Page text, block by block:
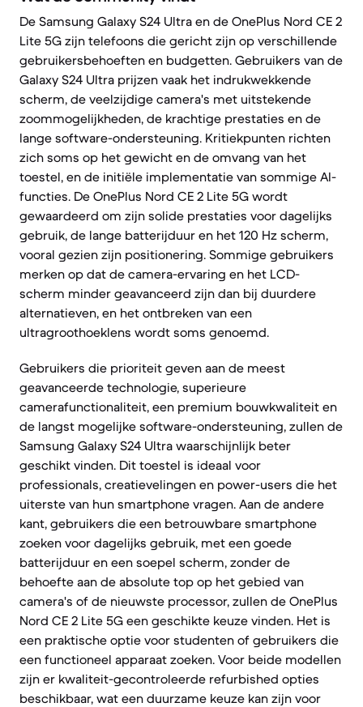
De Samsung Galaxy S24 Ultra en de OnePlus Nord CE 2
Lite 5G zijn telefoons die gericht zijn op verschillende
gebruikersbehoeften en budgetten. Gebruikers van de
Galaxy S24 Ultra prijzen vaak het indrukwekkende
scherm, de veelzijdige camera's met uitstekende
zoommogelijkheden, de krachtige prestaties en de
lange software-ondersteuning. Kritiekpunten richten
zich soms op het gewicht en de omvang van het
toestel, en de initiële implementatie van sommige AI-
functies. De OnePlus Nord CE 2 Lite 5G wordt
gewaardeerd om zijn solide prestaties voor dagelijks
gebruik, de lange batterijduur en het 120 Hz scherm,
vooral gezien zijn positionering. Sommige gebruikers
merken op dat de camera-ervaring en het LCD-
scherm minder geavanceerd zijn dan bij duurdere
alternatieven, en het ontbreken van een
ultragroothoeklens wordt soms genoemd.
Gebruikers die prioriteit geven aan de meest
geavanceerde technologie, superieure
camerafunctionaliteit, een premium bouwkwaliteit en
de langst mogelijke software-ondersteuning, zullen de
Samsung Galaxy S24 Ultra waarschijnlijk beter
geschikt vinden. Dit toestel is ideaal voor
professionals, creatievelingen en power-users die het
uiterste van hun smartphone vragen. Aan de andere
kant, gebruikers die een betrouwbare smartphone
zoeken voor dagelijks gebruik, met een goede
batterijduur en een soepel scherm, zonder de
behoefte aan de absolute top op het gebied van
camera's of de nieuwste processor, zullen de OnePlus
Nord CE 2 Lite 5G een geschikte keuze vinden. Het is
een praktische optie voor studenten of gebruikers die
een functioneel apparaat zoeken. Voor beide modellen
zijn er kwaliteit-gecontroleerde refurbished opties
beschikbaar, wat een duurzame keuze kan zijn voor